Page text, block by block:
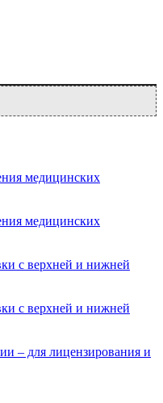
медицинских
медицинских
с верхней и нижней
с верхней и нижней
– для лицензирования и